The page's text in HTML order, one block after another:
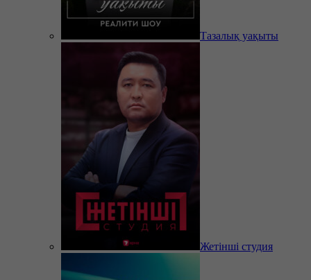
Тазалық уақыты
Жетінші студия